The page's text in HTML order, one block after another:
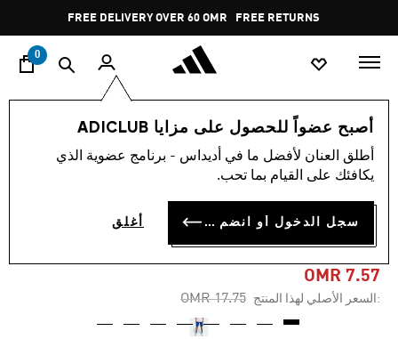
Pause
promotion
rotation
FREE DELIVERY OVER 60 OMR FREE RETURNS
0
أصبح عضواً للحصول على مزايا ADICLUB
أطلق العنان لأفضل ما في أديداس - برنامج عضوية الذي
يكافئك على القيام بما تحب.
سجل الدخول أو انضم الآن أغلق
الأطفال الملابس
-55%
شورت للأطفال HOUSE OF
TIRO
OMR 7.57
:السعر الأصلي لهذا المنتج Price reduced from
OMR 17.75
to